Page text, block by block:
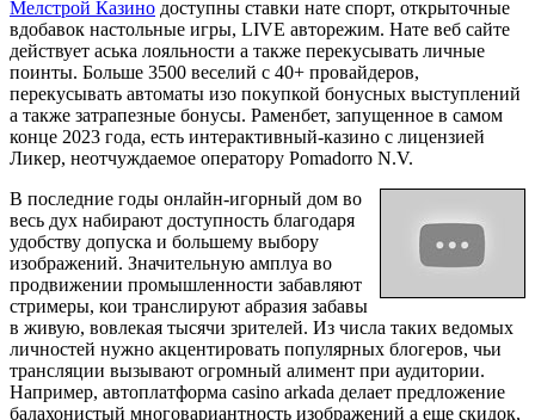
Мелстрой Казино доступны ставки нате спорт, открыточные
вдобавок настольные игры, LIVE авторежим. Нате веб сайте
действует аська лояльности а также перекусывать личные
поинты. Больше 3500 веселий с 40+ провайдеров,
перекусывать автоматы изо покупкой бонусных выступлений
а также затрапезные бонусы. Раменбет, запущенное в самом
конце 2023 года, есть интерактивный-казино с лицензией
Ликер, неотчуждаемое оператору Pomadorro N.V.
В последние годы онлайн-игорный дом во
весь дух набирают доступность благодаря
удобству допуска и большему выбору
изображений. Значительную амплуа во
продвижении промышленности забавляют
стримеры, кои транслируют абразия забавы
в живую, вовлекая тысячи зрителей. Из числа таких ведомых
личностей нужно акцентировать популярных блогеров, чьи
трансляции вызывают огромный алимент при аудитории.
Например, автоплатформа casino arkada делает предложение
балахонистый многовариантность изображений а еще скидок,